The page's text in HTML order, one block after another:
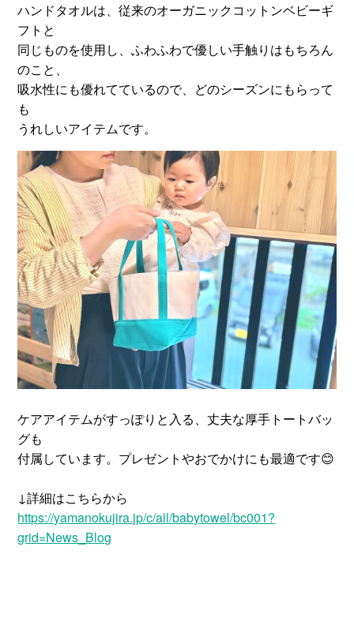
ハンドタオルは、従来のオーガニックコットンベビーギ
フトと
同じものを使用し、ふわふわで優しい手触りはもちろん
のこと、
吸水性にも優れてているので、どのシーズンにもらって
も
うれしいアイテムです。
ケアアイテムがすっぽりと入る、丈夫な厚手トートバッ
グも
付属しています。プレゼントやおでかけにも最適です😊
↓詳細はこちらから
https://yamanokujira.jp/c/all/babytowel/bc001?
grid=News_Blog